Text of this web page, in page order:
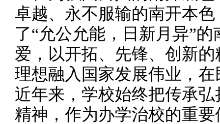
卓越、永不服输的南开本
了“允公允能，日新月异”
爱，以开拓、先锋、创新
理想融入国家发展伟业，
近年来，学校始终把传承
精神，作为办学治校的重